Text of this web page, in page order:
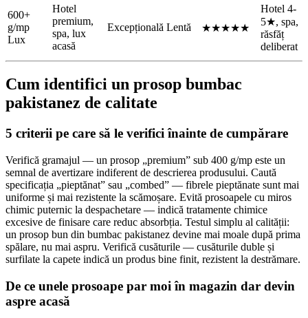
600+
g/mp
Lux
Hotel
premium,
spa, lux
acasă
Excepțională Lentă ★★★★★
Hotel 4-
5★, spa,
răsfăț
deliberat
Cum identifici un prosop bumbac
pakistanez de calitate
5 criterii pe care să le verifici înainte de cumpărare
Verifică gramajul — un prosop „premium” sub 400 g/mp este un
semnal de avertizare indiferent de descrierea produsului. Caută
specificația „pieptănat” sau „combed” — fibrele pieptănate sunt mai
uniforme și mai rezistente la scămoșare. Evită prosoapele cu miros
chimic puternic la despachetare — indică tratamente chimice
excesive de finisare care reduc absorbția. Testul simplu al calității:
un prosop bun din bumbac pakistanez devine mai moale după prima
spălare, nu mai aspru. Verifică cusăturile — cusăturile duble și
surfilate la capete indică un produs bine finit, rezistent la destrămare.
De ce unele prosoape par moi în magazin dar devin
aspre acasă